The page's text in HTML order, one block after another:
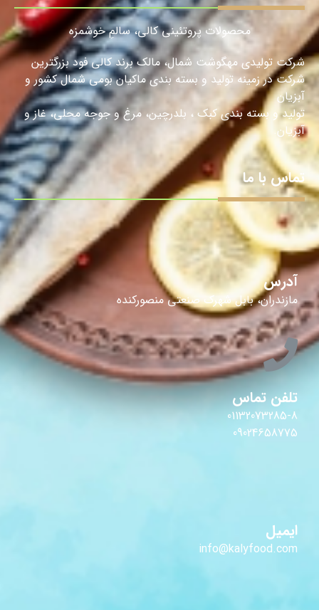
محصولات پروتئینی کالی، سالمِ خوشمزه
شرکت تولیدی مهگوشت شمال، مالک برند کالی فود بزرگترین
شرکت در زمینه تولید و بسته بندی ماکیان بومی شمال کشور و
آبزیان
تولید و بسته بندی کبک ، بلدرچین، مرغ و جوجه محلی، غاز و
آبزیان.
تماس با ما
آدرس
مازندران، بابل شهرک صنعتی منصورکنده
تلفن تماس
01132073285-8
09024658775
ایمیل
info@kalyfood.com